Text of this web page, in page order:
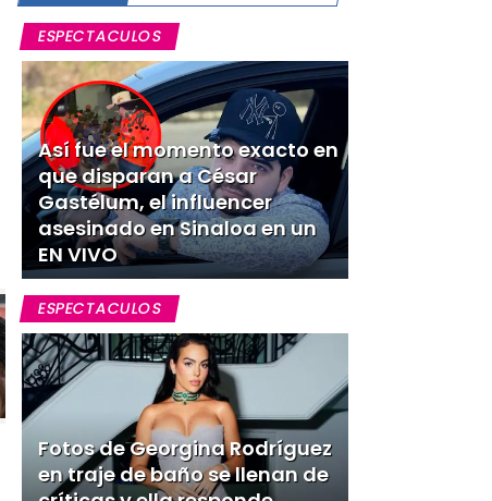
ESPECTACULOS
Así fue el momento exacto en
que disparan a César
Gastélum, el influencer
asesinado en Sinaloa en un
EN VIVO
ESPECTACULOS
Fotos de Georgina Rodríguez
en traje de baño se llenan de